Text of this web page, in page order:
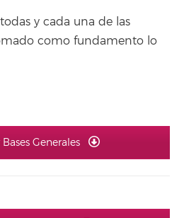
y cada una de las
como fundamento lo
Generales